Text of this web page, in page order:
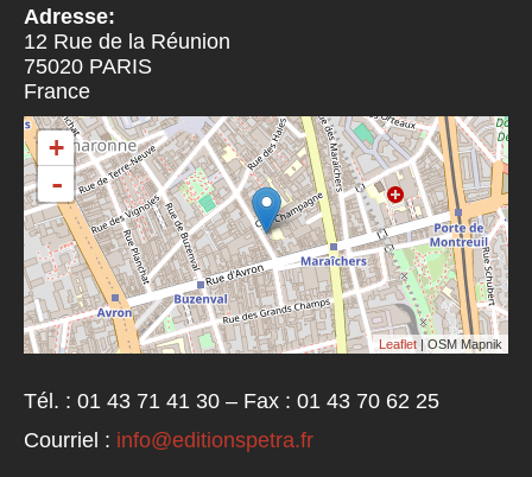
Adresse:
12 Rue de la Réunion
75020 PARIS
France
+
-
Leaflet | OSM Mapnik
Tél. : 01 43 71 41 30 – Fax : 01 43 70 62 25
Courriel : info@editionspetra.fr